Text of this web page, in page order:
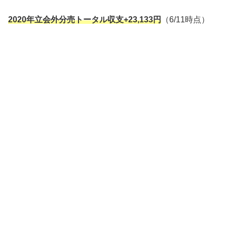
2020年立会外分売トータル収支+23,133円 （6/11時点）